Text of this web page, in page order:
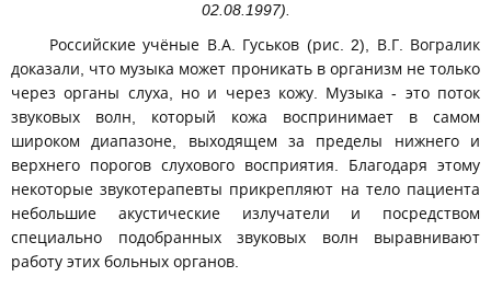
02.08.1997).
Российские учёные В.А. Гуськов (рис. 2), В.Г. Вогралик
доказали, что музыка может проникать в организм не только
через органы слуха, но и через кожу. Музыка - это поток
звуковых волн, который кожа воспринимает в самом
широком диапазоне, выходящем за пределы нижнего и
верхнего порогов слухового восприятия. Благодаря этому
некоторые звукотерапевты прикрепляют на тело пациента
небольшие акустические излучатели и посредством
специально подобранных звуковых волн выравнивают
работу этих больных органов.